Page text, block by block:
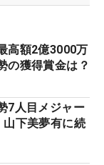
高額2億3000万
獲得賞金は？
7人目メジャー
下美夢有に続